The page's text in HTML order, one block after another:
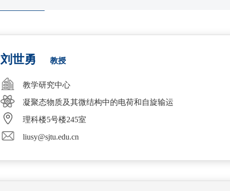
刘世勇 教授
教学研究中心
凝聚态物质及其微结构中的电荷和自旋输运
理科楼5号楼245室
liusy@sjtu.edu.cn